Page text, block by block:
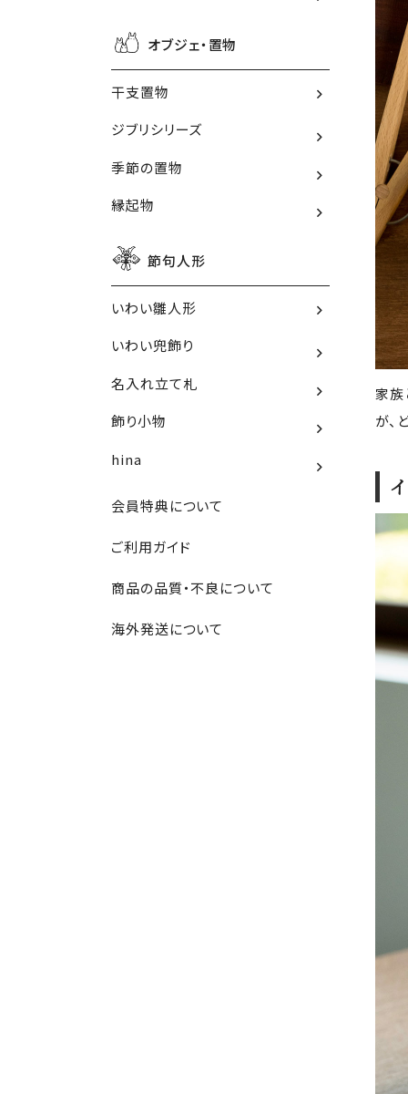
オブジェ・置物
干支置物
ジブリシリーズ
季節の置物
縁起物
節句人形
いわい雛人形
いわい兜飾り
名入れ立て札
飾り小物
hina
会員特典について
ご利用ガイド
商品の品質・不良について
海外発送について
家族
が、